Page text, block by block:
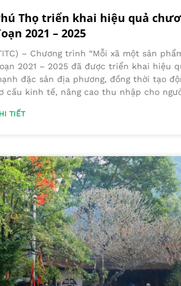
Thọ triển khai hiệu quả
2021 – 2025
– Chương trình “Mỗi xã một sản
2021 – 2025 đã được triển khai hiệu
đặc sản địa phương, đồng thời tạo
cấu kinh tế, nâng cao thu nhập cho
TIẾT